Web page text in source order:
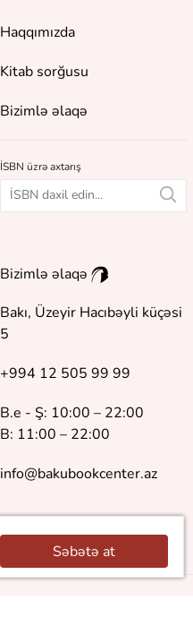
Səbətə at
Haqqımızda
Kitab sorğusu
Bizimlə əlaqə
İSBN üzrə axtarış
Bizimlə əlaqə
Bakı, Üzeyir Hacıbəyli küçəsi
5
+994 12 505 99 99
B.e - Ş: 10:00 – 22:00
B: 11:00 – 22:00
info@bakubookcenter.az